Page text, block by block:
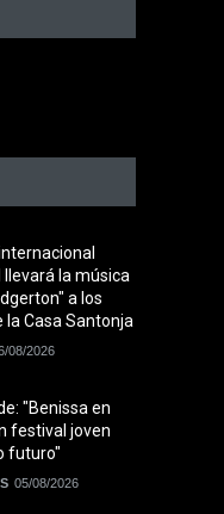
llevará la música
a los
la Casa Santonja
08/2026
"Benissa en
festival joven
futuro"
05/08/2026